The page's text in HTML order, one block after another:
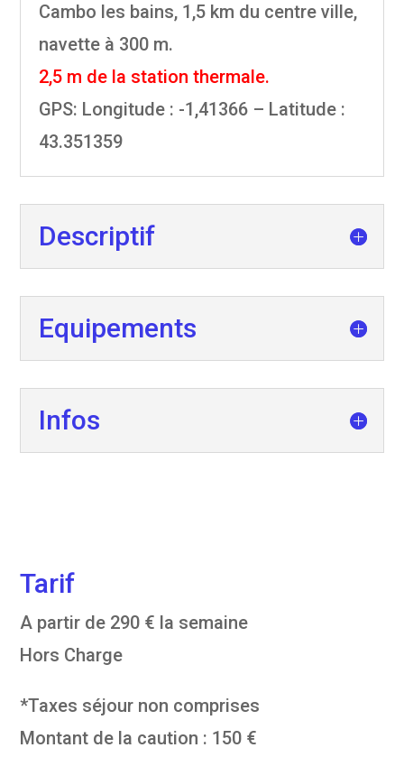
Cambo les bains, 1,5 km du centre ville,
navette à 300 m.
2,5 m de la station thermale.
GPS: Longitude : -1,41366 – Latitude :
43.351359
Descriptif
Equipements
Infos
Tarif
A partir de 290 € la semaine
Hors Charge
*Taxes séjour non comprises
Montant de la caution : 150 €